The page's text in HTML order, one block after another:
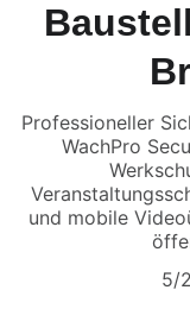
Professioneller
WachPro
und mobile
5/